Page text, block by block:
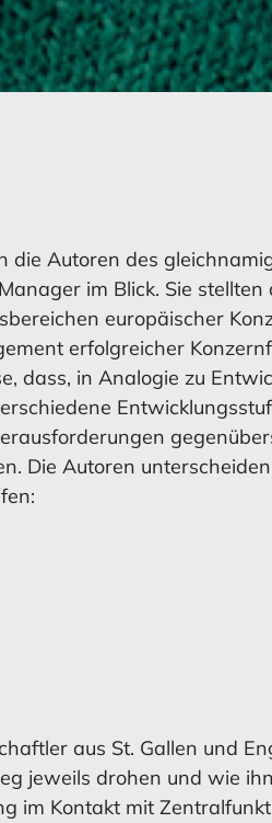
die Autoren des
im Blick. Sie stellten
europäischer
erfolgreicher
dass, in Analogie zu
Die Autoren
aus St. Gallen und
jeweils drohen und wie
im Kontakt mit